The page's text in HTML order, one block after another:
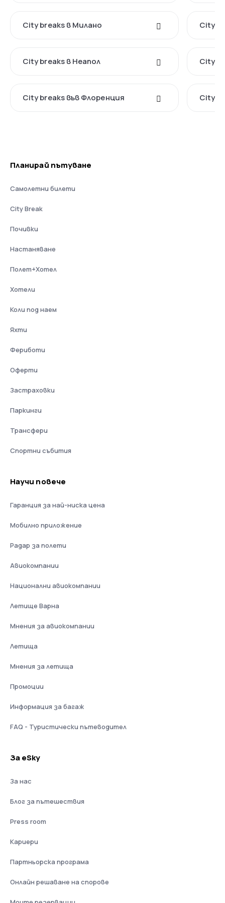
City breaks в Милано City
City breaks в Неапол City
City breaks във Флоренция City
Планирай пътуване
Самолетни билети
City Break
Почивки
Настаняване
Полет+Хотел
Хотели
Коли под наем
Яхти
Фериботи
Оферти
Застраховки
Паркинги
Трансфери
Спортни събития
Научи повече
Гаранция за най-ниска цена
Мобилно приложение
Радар за полети
Авиокомпании
Национални авиокомпании
Летище Варна
Мнения за авиокомпании
Летища
Мнения за летища
Промоции
Информация за багаж
FAQ - Туристически пътеводител
За eSky
За нас
Блог за пътешествия
Press room
Кариери
Партньорска програма
Онлайн решаване на спорове